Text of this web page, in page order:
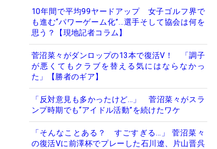
10年間で平均99ヤードアップ 女子ゴルフ界で
も進む“パワーゲーム化”…選手そして協会は何を
思う？【現地記者コラム】
菅沼菜々がダンロップの13本で復活V！ 「調子
が悪くてもクラブを替える気にはならなかっ
た」【勝者のギア】
「反対意見も多かったけど…」 菅沼菜々がスラ
ンプ時期でも“アイドル活動”を続けたワケ
「そんなことある？ すごすぎる…」 菅沼菜々
の復活Vに前澤杯でプレーした石川遼、片山晋呉